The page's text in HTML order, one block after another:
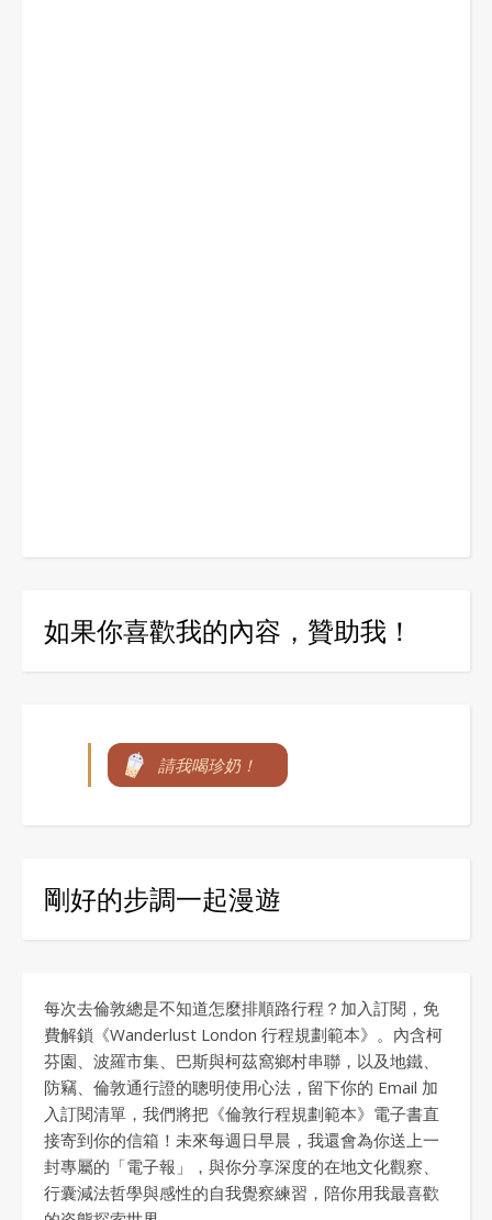
如果你喜歡我的內容，贊助我！
請我喝珍奶！
剛好的步調一起漫遊
每次去倫敦總是不知道怎麼排順路行程？加入訂閱，免
費解鎖《Wanderlust London 行程規劃範本》。內含柯
芬園、波羅市集、巴斯與柯茲窩鄉村串聯，以及地鐵、
防竊、倫敦通行證的聰明使用心法，留下你的 Email 加
入訂閱清單，我們將把《倫敦行程規劃範本》電子書直
接寄到你的信箱！未來每週日早晨，我還會為你送上一
封專屬的「電子報」，與你分享深度的在地文化觀察、
行囊減法哲學與感性的自我覺察練習，陪你用我最喜歡